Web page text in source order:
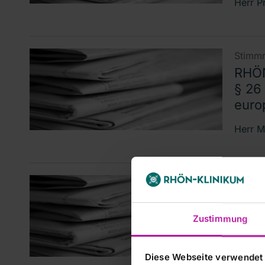
Zustimmung
Diese Webseite
§ 26
Herr
§ 26
Frau